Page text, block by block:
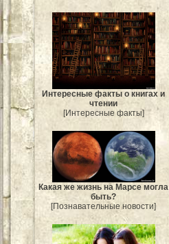
Интересные факты о книгах и
чтении
[Интересные факты]
Какая же жизнь на Марсе могла
быть?
[Познавательные новости]